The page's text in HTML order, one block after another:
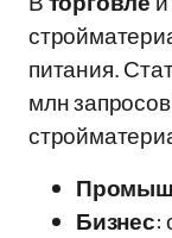
питания.
млн
Бизнес: